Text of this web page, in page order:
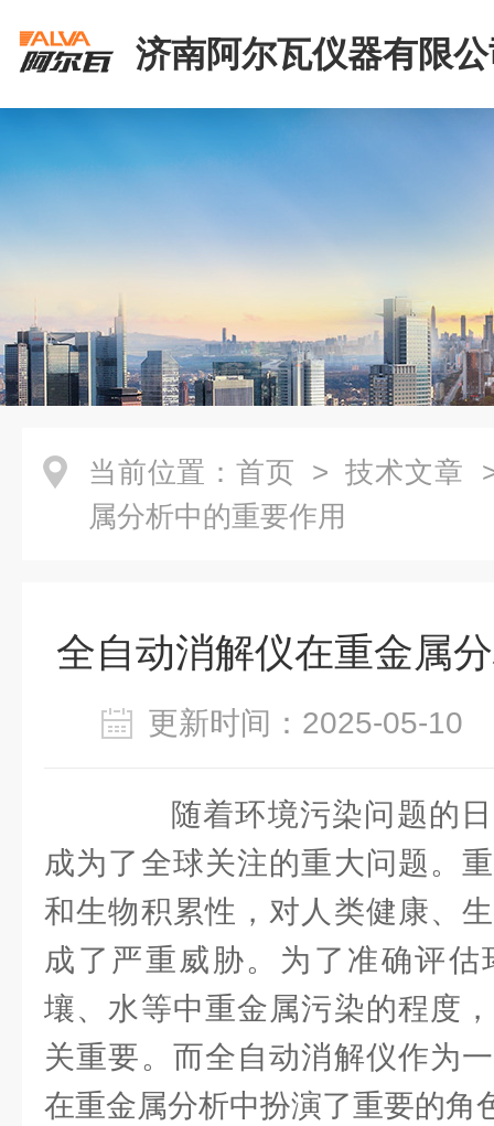
济南阿尔瓦仪器有限
当前位置： 首页 > 技术文章
属分析中的重要作用
全自动消解仪在重金属
更新时间：2025-05-
随着环境污染问题的日
成为了全球关注的重大问题。
和生物积累性，对人类健康、
成了严重威胁。为了准确评
壤、水等中重金属污染的程度
关重要。而全自动消解仪作为
在重金属分析中扮演了重要的角